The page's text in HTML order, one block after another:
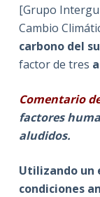
[Grupo
Cambio
carbono del
factor de tres
Comentario
factores
aludidos.
Utilizando un
condiciones